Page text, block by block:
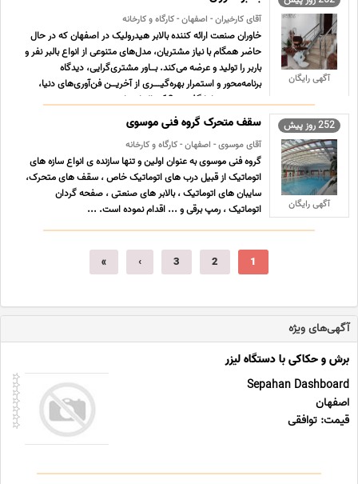
آگهی رایگان
آقای کارخیران - اصفهان - کارگاه و کارخانه
خاوران صنعت ارائه کننده بالابر هیدرولیک در اصفهان که در حال
حاضر همگام با نیاز مشتریان، مدل‌های متنوعی از انواع بالبر نفر و
باربر را تولید و عرضه می‌کند. بــاور مشتری‌گرایی، دیدگاه
برنامه‌محور و استمرار بهره‌گیـــری از آخریــن فن‌آوری‌های دنیا،
موجب شده تا با گذشت 10 سال از زمان ... ...
252 روز پیش
آگهی رایگان
سقف متحرک گروه فنی موسوی
آقای موسوی - اصفهان - کارگاه و کارخانه
گروه فنی موسوی به عنوان اولین و تنها سازنده ی انواع سازه های
اتوماتیک از قبیل درب های اتوماتیک خاص ، سقف های متحرک،
سایبان های اتوماتیک ، بالابر های صنعتی ، صفحه گردان
اتوماتیک ، رمپ برقی و ... اقدام نموده است. ...
1
2
3
›
»
آگهی‌های ویژه
برش و حکاکی با دستگاه لیزر
Sepahan Dashboard
اصفهان
قیمت: توافقی